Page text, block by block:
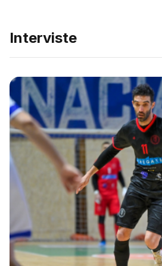
Interviste